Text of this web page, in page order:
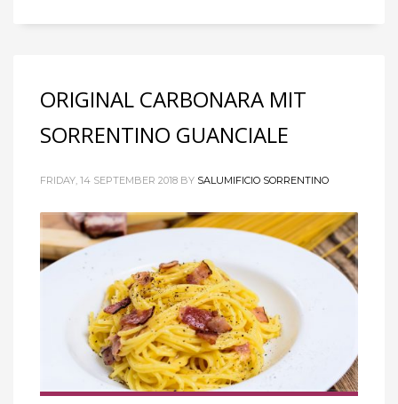
ORIGINAL CARBONARA MIT
SORRENTINO GUANCIALE
FRIDAY, 14 SEPTEMBER 2018 BY SALUMIFICIO SORRENTINO